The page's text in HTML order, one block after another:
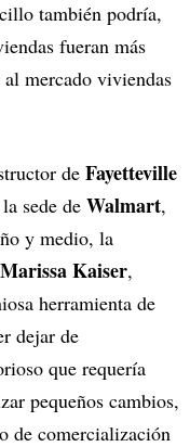
también podría,
fueran más
mercado viviendas
de Fayetteville
sede de Walmart,
y medio, la
Marissa Kaiser,
herramienta de
dejar de
que requería
pequeños cambios,
de comercialización